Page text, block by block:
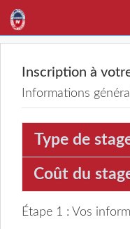
Inscription à
Informations
Type de
Coût du
Étape 1 : Vos